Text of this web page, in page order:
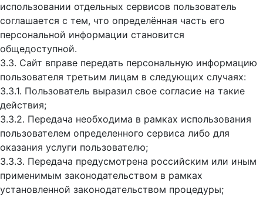
использовании отдельных сервисов пользователь
соглашается с тем, что определённая часть его
персональной информации становится
общедоступной.
3.3. Сайт вправе передать персональную информацию
пользователя третьим лицам в следующих случаях:
3.3.1. Пользователь выразил свое согласие на такие
действия;
3.3.2. Передача необходима в рамках использования
пользователем определенного сервиса либо для
оказания услуги пользователю;
3.3.3. Передача предусмотрена российским или иным
применимым законодательством в рамках
установленной законодательством процедуры;